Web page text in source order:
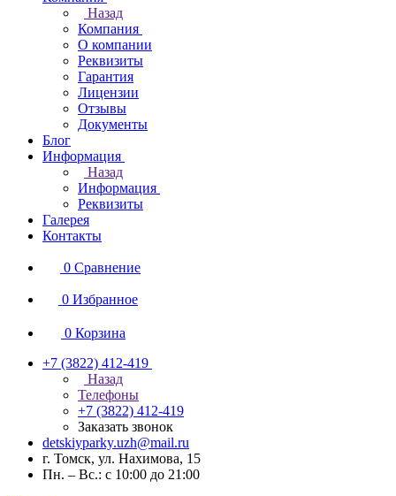
Назад
Компания
О компании
Реквизиты
Гарантия
Лицензии
Отзывы
Документы
Блог
Информация
Назад
Информация
Реквизиты
Галерея
Контакты
0 Сравнение
0 Избранное
0 Корзина
+7 (3822) 412-419
Назад
Телефоны
+7 (3822) 412-419
Заказать звонок
detskiyparky.uzh@mail.ru
г. Томск, ул. Нахимова, 15
Пн. – Вс.: с 10:00 до 21:00